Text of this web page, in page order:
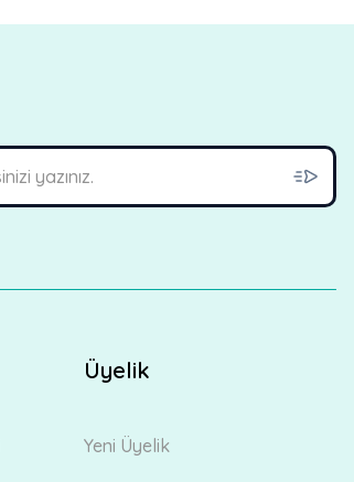
Üyelik
Yeni Üyelik